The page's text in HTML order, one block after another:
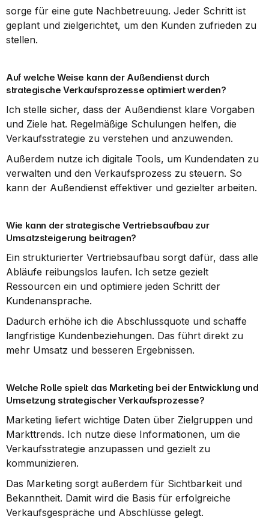
sorge für eine gute Nachbetreuung. Jeder Schritt ist
geplant und zielgerichtet, um den Kunden zufrieden zu
stellen.
Auf welche Weise kann der Außendienst durch
strategische Verkaufsprozesse optimiert werden?
Ich stelle sicher, dass der Außendienst klare Vorgaben
und Ziele hat. Regelmäßige Schulungen helfen, die
Verkaufsstrategie zu verstehen und anzuwenden.
Außerdem nutze ich digitale Tools, um Kundendaten zu
verwalten und den Verkaufsprozess zu steuern. So
kann der Außendienst effektiver und gezielter arbeiten.
Wie kann der strategische Vertriebsaufbau zur
Umsatzsteigerung beitragen?
Ein strukturierter Vertriebsaufbau sorgt dafür, dass alle
Abläufe reibungslos laufen. Ich setze gezielt
Ressourcen ein und optimiere jeden Schritt der
Kundenansprache.
Dadurch erhöhe ich die Abschlussquote und schaffe
langfristige Kundenbeziehungen. Das führt direkt zu
mehr Umsatz und besseren Ergebnissen.
Welche Rolle spielt das Marketing bei der Entwicklung und
Umsetzung strategischer Verkaufsprozesse?
Marketing liefert wichtige Daten über Zielgruppen und
Markttrends. Ich nutze diese Informationen, um die
Verkaufsstrategie anzupassen und gezielt zu
kommunizieren.
Das Marketing sorgt außerdem für Sichtbarkeit und
Bekanntheit. Damit wird die Basis für erfolgreiche
Verkaufsgespräche und Abschlüsse gelegt.